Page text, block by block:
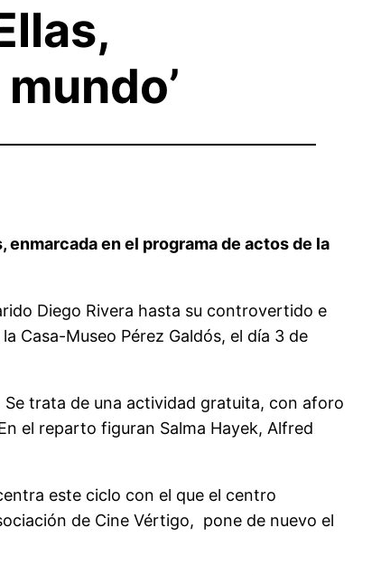
en el programa de actos de la
Diego Rivera hasta su controvertido e
Casa-Museo Pérez Galdós, el día 3 de
Se trata de una actividad gratuita, con aforo
el reparto figuran Salma Hayek, Alfred
este ciclo con el que el centro
de Cine Vértigo, pone de nuevo el